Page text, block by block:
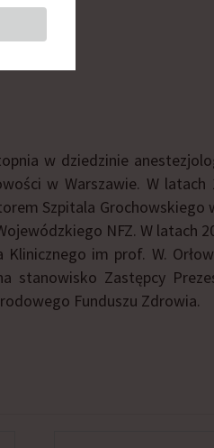
w dziedzinie
w Warszawie. W latach
Szpitala Grochowskiego
NFZ. W latach
im prof. W.
stanowisko Zastępcy
Funduszu Zdrowia.